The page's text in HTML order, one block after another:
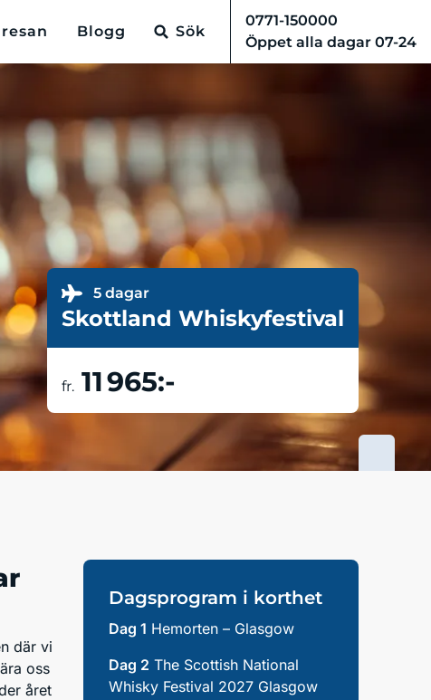
Blogg Sök
0771-150000
Öppet alla dagar 07-24
5 dagar
Skottland Whiskyfestival
fr. 11 965:-
där vi
oss
året
Dagsprogram i korthet
Dag 1 Hemorten – Glasgow
Dag 2 The Scottish National
Whisky Festival 2027 Glasgow